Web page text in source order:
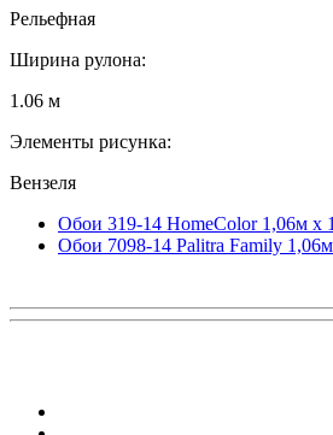
Рельефная
Ширина рулона:
1.06 м
Элементы рисунка:
Вензеля
Обои 319-14 HomeColor 1,06м х
Обои 7098-14 Palitra Family